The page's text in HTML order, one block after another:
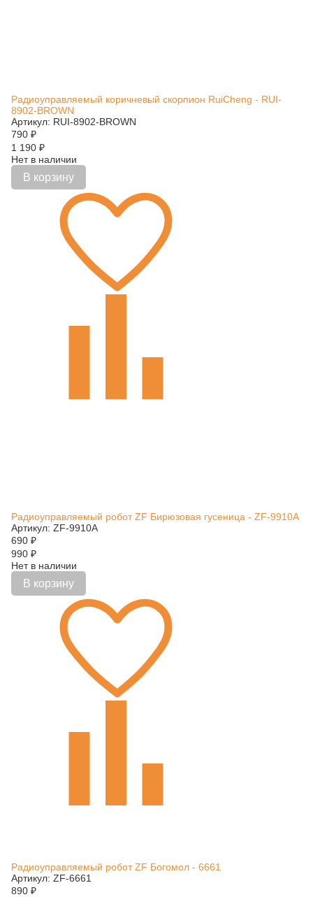
Радиоуправляемый коричневый скорпион RuiCheng - RUI-
8902-BROWN
Артикул: RUI-8902-BROWN
790 ₽
1 190 ₽
Нет в наличии
В корзину
Радиоуправляемый робот ZF Бирюзовая гусеница - ZF-9910A
Артикул: ZF-9910A
690 ₽
990 ₽
Нет в наличии
В корзину
Радиоуправляемый робот ZF Богомол - 6661
Артикул: ZF-6661
890 ₽